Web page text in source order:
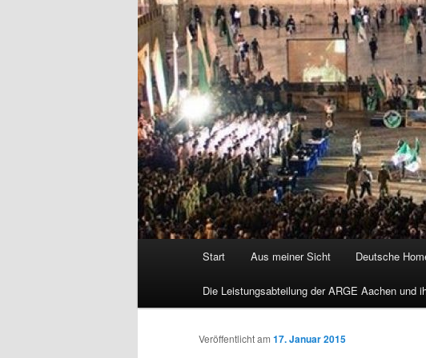
Start Aus meiner Sicht Deutsche
Die Leistungsabteilung der ARGE Aachen und
Veröffentlicht am 17. Januar 2015